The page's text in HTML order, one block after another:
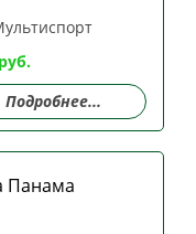
Подробнее...
Панама